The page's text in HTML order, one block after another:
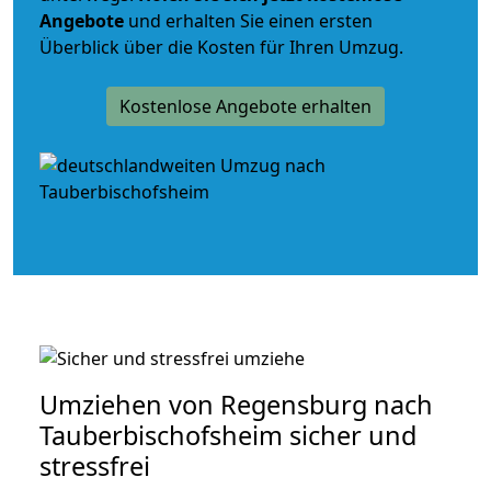
Angebote und erhalten Sie einen ersten
Überblick über die Kosten für Ihren Umzug.
Kostenlose Angebote erhalten
Umziehen von Regensburg nach
Tauberbischofsheim sicher und
stressfrei